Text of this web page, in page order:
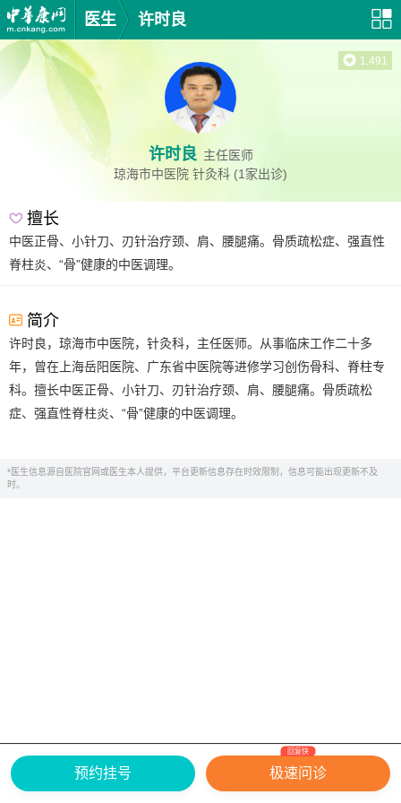
医生 许时良
许时良 主任医师
琼海市中医院 针灸科 (1家出诊)
1,491
擅长
中医正骨、小针刀、刃针治疗颈、肩、腰腿痛。骨质疏松症、强直性
脊柱炎、“骨”健康的中医调理。
简介
许时良，琼海市中医院，针灸科，主任医师。从事临床工作二十多
年，曾在上海岳阳医院、广东省中医院等进修学习创伤骨科、脊柱专
科。擅长中医正骨、小针刀、刃针治疗颈、肩、腰腿痛。骨质疏松
症、强直性脊柱炎、“骨”健康的中医调理。
*医生信息源自医院官网或医生本人提供，平台更新信息存在时效限制，信息可能出现更新不及
时。
网上有害信息举报专区
关于我们
Copyright ©
2026 中华康网 版权所有
预约挂号 极速问诊
回复快